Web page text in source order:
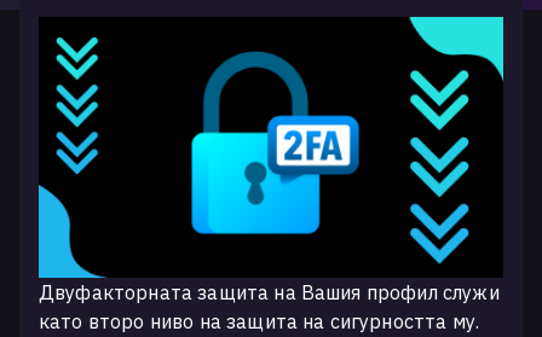
Двуфакторната защита на Вашия профил служи
като второ ниво на защита на сигурността му.